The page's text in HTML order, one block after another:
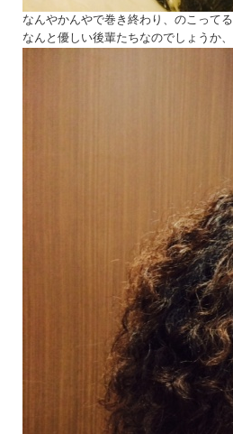
なんやかんやで巻き終わり、のこって
なんと優しい後輩たちなのでしょうか、